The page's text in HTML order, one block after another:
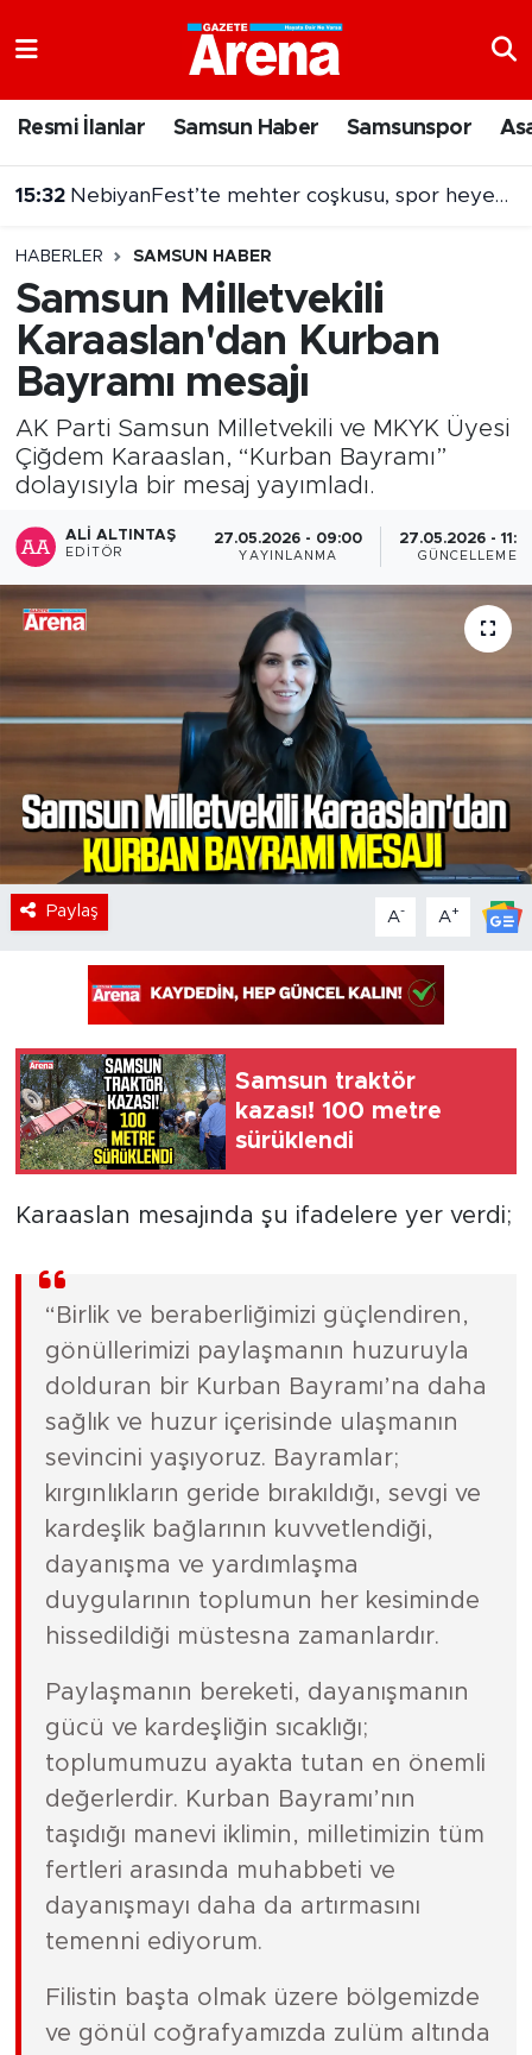
Resmi İlanlar Samsun Haber Samsunspor
15:32 NebiyanFest’te mehter coşkusu, spor heyecanı
15:31 Dron saldırısına uğramıştı! Hasarlı Türk gemisi Samsun'a getirildi
HABERLER SAMSUN HABER
Samsun Milletvekili
Karaaslan'dan Kurban
Bayramı mesajı
AK Parti Samsun Milletvekili ve MKYK Üyesi
Çiğdem Karaaslan, “Kurban Bayramı”
dolayısıyla bir mesaj yayımladı.
ALI ALTINTAŞ
EDITÖR
27.05.2026 - 09:00
YAYINLANMA
27.05.2026 -
GÜNCELLEME
Paylaş A- A+
Samsun traktör
kazası! 100 metre
sürüklendi
Karaaslan mesajında şu ifadelere yer verdi;
“Birlik ve beraberliğimizi güçlendiren,
gönüllerimizi paylaşmanın huzuruyla
dolduran bir Kurban Bayramı’na daha
sağlık ve huzur içerisinde ulaşmanın
sevincini yaşıyoruz. Bayramlar;
kırgınlıkların geride bırakıldığı, sevgi ve
kardeşlik bağlarının kuvvetlendiği,
dayanışma ve yardımlaşma
duygularının toplumun her kesiminde
hissedildiği müstesna zamanlardır.
Paylaşmanın bereketi, dayanışmanın
gücü ve kardeşliğin sıcaklığı;
toplumumuzu ayakta tutan en önemli
değerlerdir. Kurban Bayramı’nın
taşıdığı manevi iklimin, milletimizin tüm
fertleri arasında muhabbeti ve
dayanışmayı daha da artırmasını
temenni ediyorum.
Filistin başta olmak üzere bölgemizde
ve gönül coğrafyamızda zulüm altında
Samsun Namaz Vakitleri
Süper Lig Puan Durumu ve Fikstür
Tüm Manşetler
Son Dakika Haberleri